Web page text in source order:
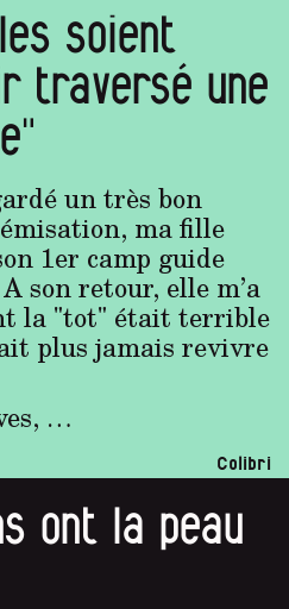
soient
traversé une
un très bon
ma fille
1er camp guide
son retour, elle m’a
la "tot" était terrible
plus jamais revivre
…
Colibri
ont la peau